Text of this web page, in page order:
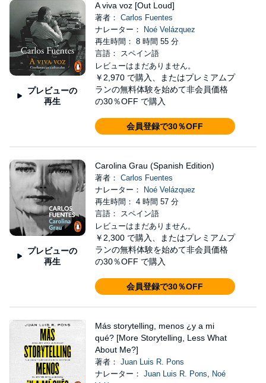
プレビューの
再生
A viva voz [Out Loud]
著者： Carlos Fuentes
ナレーター：
Noé Velázquez
再生時間： 8 時間 55 分
言語： スペイン語
レビューはまだありません。
￥2,970 で購入、またはプレミアムプ
ランの無料体験を始めて非会員価格
の30％OFF で購入
会員登録で30％OFF
プレビューの
再生
Carolina Grau (Spanish Edition)
著者： Carlos Fuentes
ナレーター：
Noé Velázquez
再生時間： 4 時間 57 分
言語： スペイン語
レビューはまだありません。
￥2,300 で購入、またはプレミアムプ
ランの無料体験を始めて非会員価格
の30％OFF で購入
会員登録で30％OFF
Más storytelling, menos ¿y a mi
qué? [More Storytelling, Less What
About Me?]
著者： Juan Luis R. Pons
ナレーター： Juan Luis R. Pons, Noé